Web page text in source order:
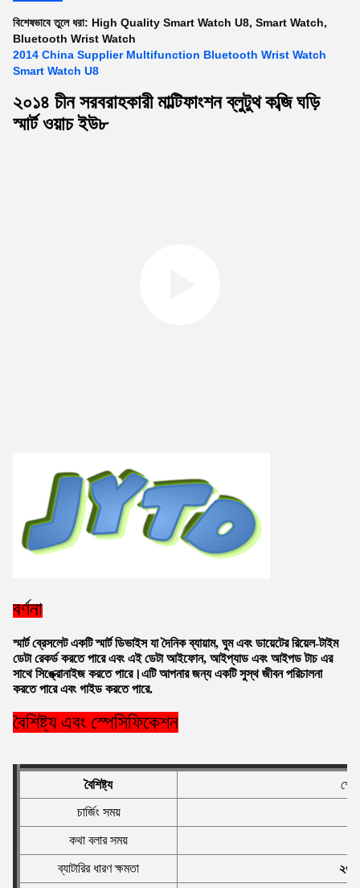
বিশেষভাবে তুলে ধরা: High Quality Smart Watch U8, Smart Watch,
Bluetooth Wrist Watch
2014 China Supplier Multifunction Bluetooth Wrist Watch
Smart Watch U8
২০১৪ চীন সরবরাহকারী মাল্টিফাংশন ব্লুটুথ কব্জি ঘড়ি
স্মার্ট ওয়াচ ইউ৮
বর্ণনা
স্মার্ট ব্রেসলেট একটি স্মার্ট ডিভাইস যা দৈনিক ব্যায়াম, ঘুম এবং ডায়েটের রিয়েল-টাইম
ডেটা রেকর্ড করতে পারে এবং এই ডেটা আইফোন, আইপ্যাড এবং আইপড টাচ এর
সাথে সিঙ্ক্রোনাইজ করতে পারে।এটি আপনার জন্য একটি সুস্থ জীবন পরিচালনা
করতে পারে এবং গাইড করতে পারে.
বৈশিষ্ট্য এবং স্পেসিফিকেশন
বৈশিষ্ট্য
চার্জিং সময়
কথা বলার সময়
ব্যাটারির ধারণ ক্ষমতা